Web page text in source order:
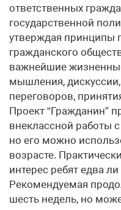
ответственных
государственной
утверждая принципы
гражданского
важнейшие
мышления, дискуссии,
переговоров,
Проект “Гражданин”
внеклассной работы
но его можно
возрасте.
интерес ребят едва
Рекомендуемая
шесть недель, но